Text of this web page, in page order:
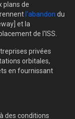
plans de
l'abandon du
et la
de l'ISS.
privées
orbitales,
en fournissant
des conditions